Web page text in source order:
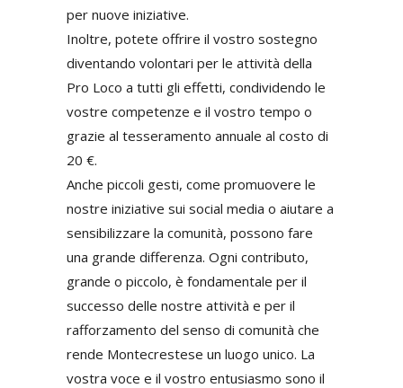
per nuove iniziative.
Inoltre, potete offrire il vostro sostegno
diventando volontari per le attività della
Pro Loco a tutti gli effetti, condividendo le
vostre competenze e il vostro tempo o
grazie al tesseramento annuale al costo di
20 €.
Anche piccoli gesti, come promuovere le
nostre iniziative sui social media o aiutare a
sensibilizzare la comunità, possono fare
una grande differenza. Ogni contributo,
grande o piccolo, è fondamentale per il
successo delle nostre attività e per il
rafforzamento del senso di comunità che
rende Montecrestese un luogo unico. La
vostra voce e il vostro entusiasmo sono il